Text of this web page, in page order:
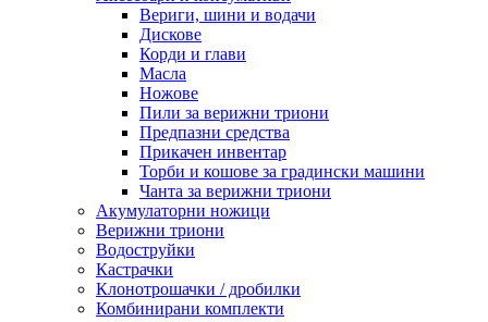
Вериги, шини и водачи
Дискове
Корди и глави
Масла
Ножове
Пили за верижни триони
Предпазни средства
Прикачен инвентар
Торби и кошове за градински машини
Чанта за верижни триони
Акумулаторни ножици
Верижни триони
Водоструйки
Кастрачки
Клонотрошачки / дробилки
Комбинирани комплекти